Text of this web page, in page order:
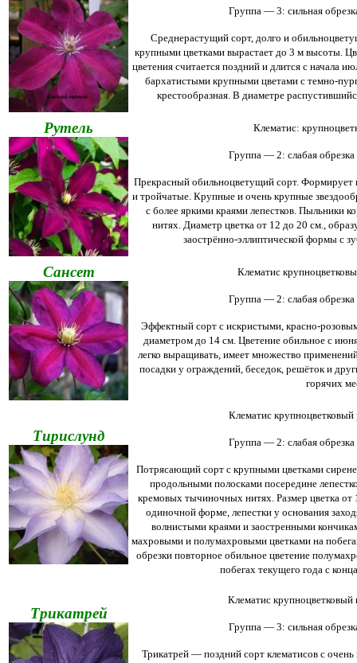
Группа — 3: сильная
Среднерастущий сорт, долго и
крупными цветками вырастает до 3 м высоты.
цветения считается поздний и длится с начала
бархатистыми крупными цветами с темно-
крестообразная. В диаметре
Рутель Клематис:
Группа — 2: слабая обрезка
Прекрасный обильноцветущий сорт. Формирует
и тройчатые. Крупные и очень крупные
с более яркими краями лепестков. Пыльники
нитях. Диаметр цветка от 12 до 20 см.,
заострённо-эллиптической формы с
Сансет Клематис
Группа — 2: слабая обрезка
Эффектный сорт с искристыми, красно-
диаметром до 14 см. Цветение обильное с
легко выращивать, имеет множество
посадки у ограждений, беседок, решёток и
горячих
Тирислунд
Клематис
Группа — 2: слабая обрезка
Потрясающий сорт с крупными цветками
продольными полосками посередине
кремовых тычиночных нитях. Размер цветка от
одиночной форме, лепестки у основания
волнистыми краями и заостренными
махровыми и полумахровыми цветками на
обрезки повторное обильное цветение
побегах текущего года c
Трикатрей
Клематис крупноцветковый
Группа — 3: сильная
Трикатрей — поздний сорт клематисов с